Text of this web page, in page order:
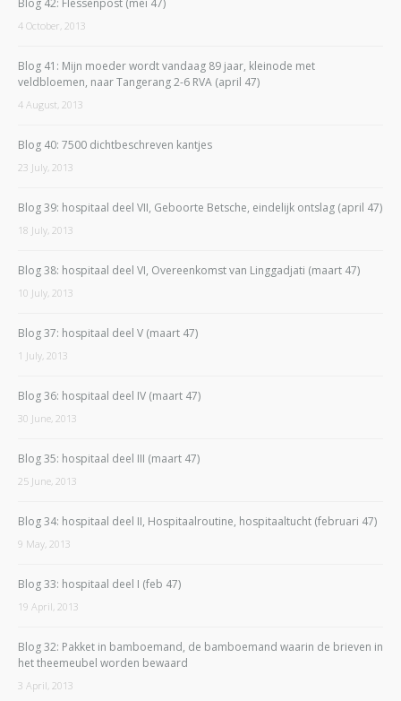
4 October, 2013
Blog 41: Mijn moeder wordt vandaag 89 jaar, kleinode met
veldbloemen, naar Tangerang 2-6 RVA (april 47)
4 August, 2013
Blog 40: 7500 dichtbeschreven kantjes
23 July, 2013
Blog 39: hospitaal deel VII, Geboorte Betsche, eindelijk ontslag (april 47)
18 July, 2013
Blog 38: hospitaal deel VI, Overeenkomst van Linggadjati (maart 47)
10 July, 2013
Blog 37: hospitaal deel V (maart 47)
1 July, 2013
Blog 36: hospitaal deel IV (maart 47)
30 June, 2013
Blog 35: hospitaal deel III (maart 47)
25 June, 2013
Blog 34: hospitaal deel II, Hospitaalroutine, hospitaaltucht (februari 47)
9 May, 2013
Blog 33: hospitaal deel I (feb 47)
19 April, 2013
Blog 32: Pakket in bamboemand, de bamboemand waarin de brieven in
het theemeubel worden bewaard
3 April, 2013